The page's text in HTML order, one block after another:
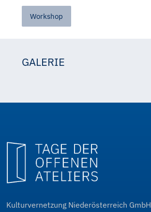
Workshop
GALERIE
Kulturvernetzung Niederösterreich GmbH